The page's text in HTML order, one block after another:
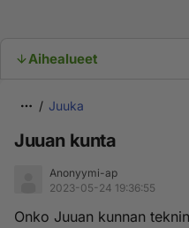
Aihealueet
Juuka
Juuan kunta
Anonyymi-ap
2023-05-24 19:36:55
Onko Juuan kunnan